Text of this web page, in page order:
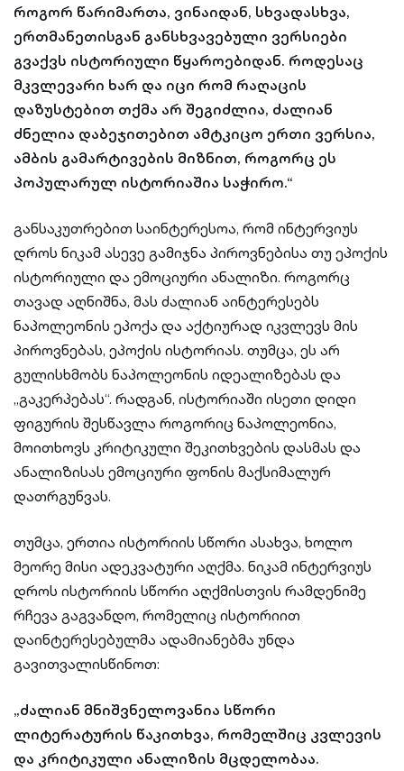
როგორ წარიმართა, ვინაიდან, სხვადასხვა,
ერთმანეთისგან განსხვავებული ვერსიები
გვაქვს ისტორიული წყაროებიდან. როდესაც
მკვლევარი ხარ და იცი რომ რაღაცის
დაზუსტებით თქმა არ შეგიძლია, ძალიან
ძნელია დაბეჯითებით ამტკიცო ერთი ვერსია,
ამბის გამარტივების მიზნით, როგორც ეს
პოპულარულ ისტორიაშია საჭირო.“
განსაკუთრებით საინტერესოა, რომ ინტერვიუს
დროს ნიკამ ასევე გამიჯნა პიროვნებისა თუ ეპოქის
ისტორიული და ემოციური ანალიზი. როგორც
თავად აღნიშნა, მას ძალიან აინტერესებს
ნაპოლეონის ეპოქა და აქტიურად იკვლევს მის
პიროვნებას, ეპოქის ისტორიას. თუმცა, ეს არ
გულისხმობს ნაპოლეონის იდეალიზებას და
„გაკერპებას“. რადგან, ისტორიაში ისეთი დიდი
ფიგურის შესწავლა როგორიც ნაპოლეონია,
მოითხოვს კრიტიკული შეკითხვების დასმას და
ანალიზისას ემოციური ფონის მაქსიმალურ
დათრგუნვას.
თუმცა, ერთია ისტორიის სწორი ასახვა, ხოლო
მეორე მისი ადეკვატური აღქმა. ნიკამ ინტერვიუს
დროს ისტორიის სწორი აღქმისთვის რამდენიმე
რჩევა გაგვანდო, რომელიც ისტორიით
დაინტერესებულმა ადამიანებმა უნდა
გავითვალისწინოთ:
„ძალიან მნიშვნელოვანია სწორი
ლიტერატურის წაკითხვა, რომელშიც კვლევის
და კრიტიკული ანალიზის მცდელობაა.